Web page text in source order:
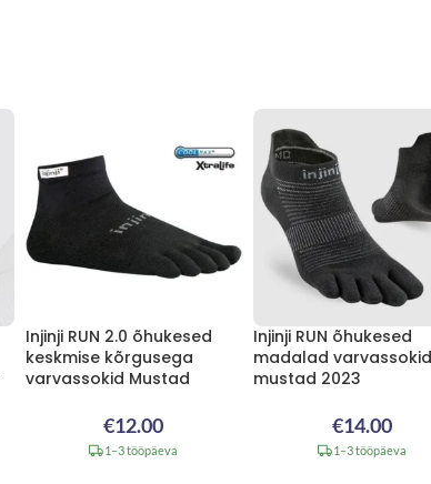
Injinji RUN 2.0 õhukesed
keskmise kõrgusega
varvassokid Mustad
€12.00
1–3 tööpäeva
Injinji RUN õhukesed
madalad varvassokid
mustad 2023
€14.00
1–3 tööpäeva